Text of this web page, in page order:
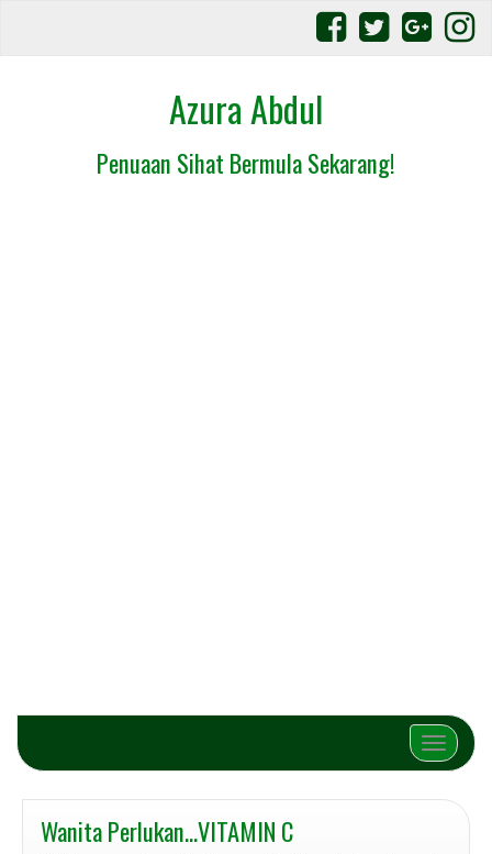
Azura Abdul
Penuaan Sihat Bermula Sekarang!
Toggle
Wanita Perlukan…VITAMIN C